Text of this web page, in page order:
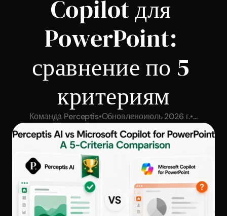
Copilot для
PowerPoint:
сравнение по 5
критериям
Команда Perceptis•Обновленоиюль 2026 г.•...